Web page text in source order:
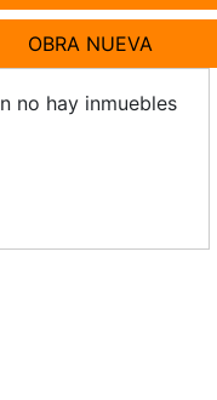
OBRA NUEVA
no hay inmuebles